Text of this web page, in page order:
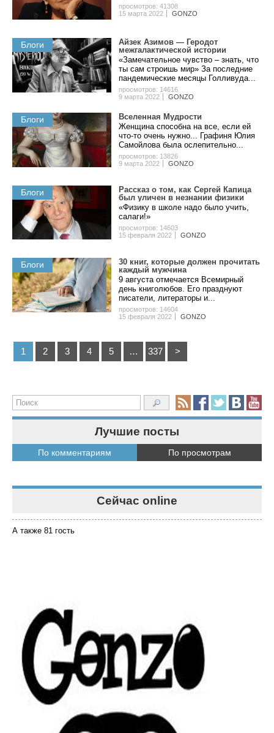
Лучшие посты
По комментариям По просмотрам
Сейчас online
А также 81 гость
просмотров: 41308
15 марта 2022
GONZO
Блоги
Айзек Азимов — Геродот
межгалактической истории
«Замечательное чувство – знать, что
ты сам строишь мир» За последние
пандемические месяцы Голливуда...
просмотров: 14616
9 марта 2022
GONZO
Блоги
Вселенная Мудрости
Женщина способна на все, если ей
что-то очень нужно... Графиня Юлия
Самойлова была ослепительно...
просмотров: 13826
9 марта 2022
GONZO
Блоги
Рассказ о том, как Сергей Капица
был уличен в незнании физики
«Физику в школе надо было учить,
салаги!»
просмотров: 14603
15 февраля 2022
GONZO
Блоги
30 книг, которые должен прочитать
каждый мужчина
9 августа отмечается Всемирный
день книголюбов. Его празднуют
писатели, литераторы и...
просмотров: 14604
15 февраля 2022
GONZO
1 2 3 4 5 … 337 >